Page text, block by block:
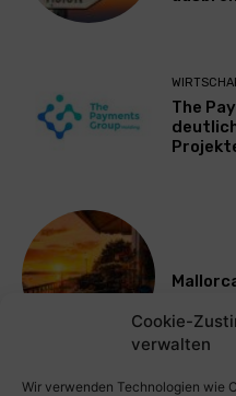
Cookie-
verwalten
Wir verwenden Technologien wie
The